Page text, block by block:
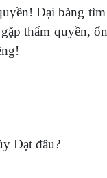
Đại bàng
thẩm quyền,
Đạt đâu?